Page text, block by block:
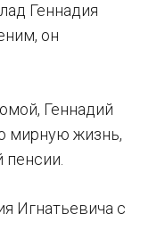
Геннадия
он
Геннадий
мирную жизнь,
пенсии.
Игнатьевича с